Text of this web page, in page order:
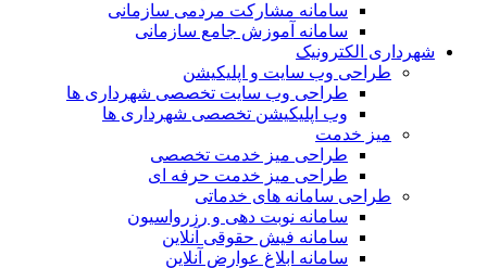
سامانه مشارکت مردمی سازمانی
سامانه آموزش جامع سازمانی
شهرداری الکترونیک
طراحی وب سایت و اپلیکیشن
طراحی وب سایت تخصصی شهرداری ها
وب اپلیکیشن تخصصی شهرداری ها
میز خدمت
طراحی میز خدمت تخصصی
طراحی میز خدمت حرفه ای
طراحی سامانه های خدماتی
سامانه نوبت دهی و رزرواسیون
سامانه فیش حقوقی آنلاین
سامانه ابلاغ عوارض آنلاین